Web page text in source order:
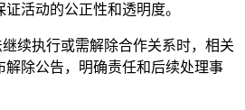
活动的公正性和透明度。
续执行或需解除合作关系时，相关
解除公告，明确责任和后续处理事